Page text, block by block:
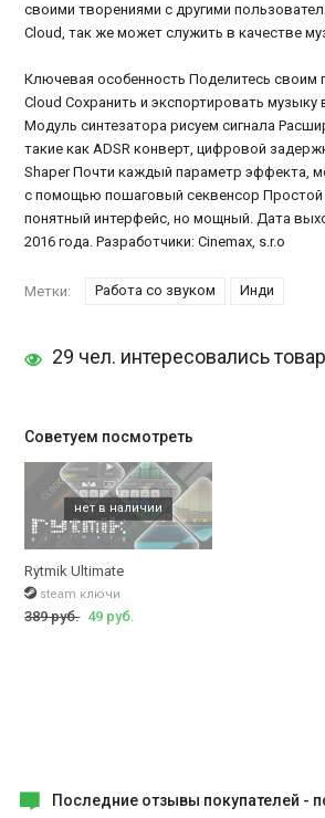
своими творениями с другими
Cloud, так же может служить в качестве
Ключевая особенность Поделитесь своим
Cloud Сохранить и экспортировать музыку
Модуль синтезатора рисуем сигнала
такие как ADSR конверт, цифровой
Shaper Почти каждый параметр эффекта,
с помощью пошаговый секвенсор Простой
понятный интерфейс, но мощный. Дата
2016 года. Разработчики: Cinemax, s.r.o
Метки: Работа со звуком Инди
29 чел. интересовались
Советуем посмотреть
Rytmik Ultimate
steam ключи
389 руб. 49 руб.
Последние отзывы покупателей -